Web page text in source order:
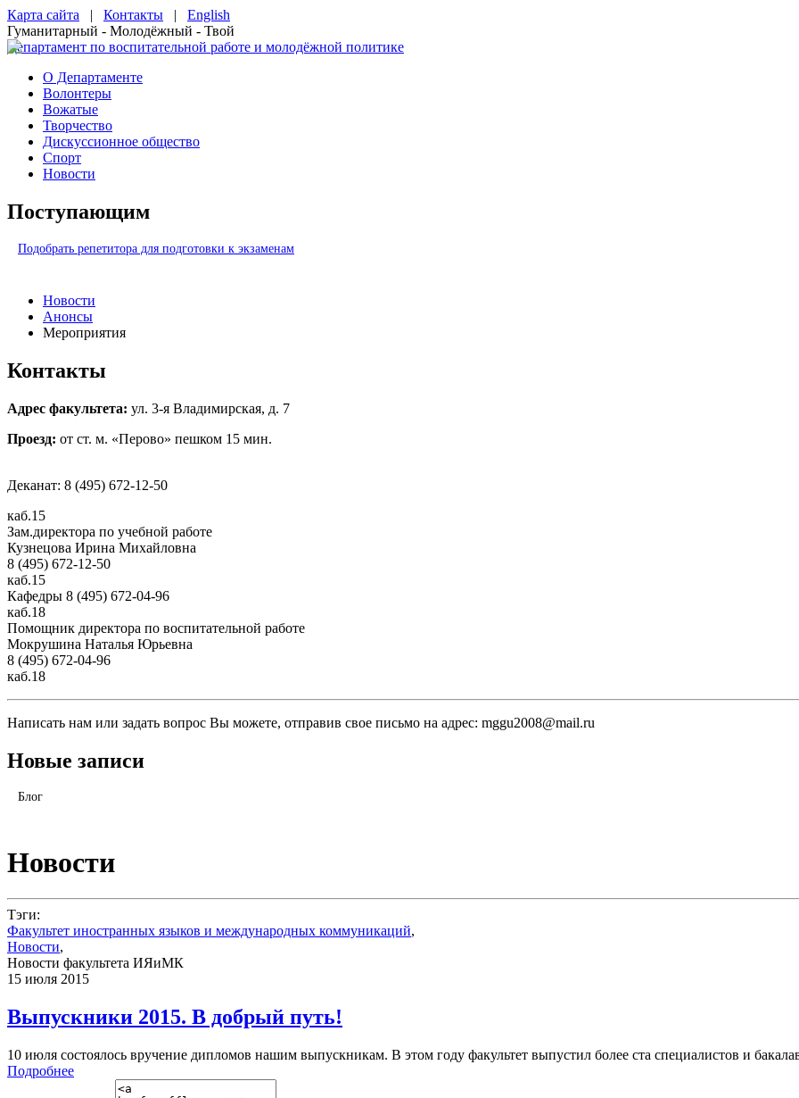
Карта сайта | Контакты | English
Гуманитарный - Молодёжный - Твой
Департамент по воспитательной работе и молодёжной политике
О Департаменте
Волонтеры
Вожатые
Творчество
Дискуссионное общество
Спорт
Новости
Поступающим
Подобрать репетитора для подготовки к экзаменам
Новости
Анонсы
Мероприятия
Контакты
Адрес факультета: ул. 3-я Владимирская, д. 7
Проезд: от ст. м. «Перово» пешком 15 мин.
Деканат: 8 (495) 672-12-50
каб.15
Зам.директора по учебной работе
Кузнецова Ирина Михайловна
8 (495) 672-12-50
каб.15
Кафедры 8 (495) 672-04-96
каб.18
Помощник директора по воспитательной работе
Мокрушина Наталья Юрьевна
8 (495) 672-04-96
каб.18
Написать нам или задать вопрос Вы можете, отправив свое письмо на адрес: mggu2008@mail.ru
Новые записи
Блог
Новости
Тэги:
Факультет иностранных языков и международных коммуникаций,
Новости,
Новости факультета ИЯиМК
15 июля 2015
Выпускники 2015. В добрый путь!
10 июля состоялось вручение дипломов нашим выпускникам. В этом году факультет выпустил более ста специалистов и
Подробнее